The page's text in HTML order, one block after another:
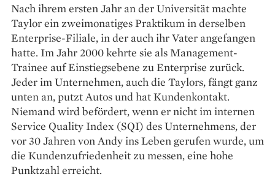
Nach ihrem ersten Jahr an der Universität machte
Taylor ein zweimonatiges Praktikum in derselben
Enterprise-Filiale, in der auch ihr Vater angefangen
hatte. Im Jahr 2000 kehrte sie als Management-
Trainee auf Einstiegsebene zu Enterprise zurück.
Jeder im Unternehmen, auch die Taylors, fängt ganz
unten an, putzt Autos und hat Kundenkontakt.
Niemand wird befördert, wenn er nicht im internen
Service Quality Index (SQI) des Unternehmens, der
vor 30 Jahren von Andy ins Leben gerufen wurde, um
die Kundenzufriedenheit zu messen, eine hohe
Punktzahl erreicht.